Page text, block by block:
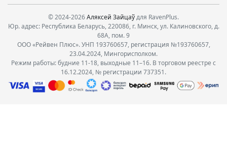
© 2024-2026Аляксей Зайцаўдля RavenPlus.
Юр. адрес: Республика Беларусь, 220086, г. Минск, ул. Калиновского, д.
68А, пом. 9
ООО «Рейвен Плюс». УНП 193760657, регистрация №193760657,
23.04.2024, Мингорисполком.
Режим работы: будние 11-18, выходные 11–16. В торговом реестре с
16.12.2024, № регистрации 737351.